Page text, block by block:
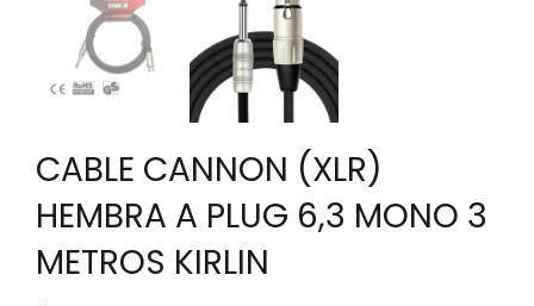
CABLE CANNON (XLR)
HEMBRA A PLUG 6,3 MONO 3
METROS KIRLIN